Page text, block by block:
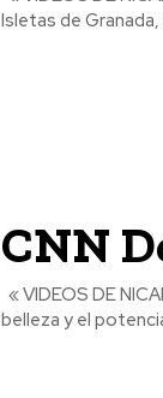
Isletas de Granada,
CNN
belleza y el